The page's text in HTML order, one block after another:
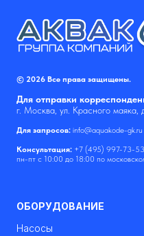
© 2026 Все права защищены.
Для отправки
г. Москва, ул. Красного маяка,
Для запросов: info@aquakode-gk.ru
Консультация: +7 (495) 997-73-53
пн-пт с 10:00 до 18:00 по
ОБОРУДОВАНИЕ
Насосы